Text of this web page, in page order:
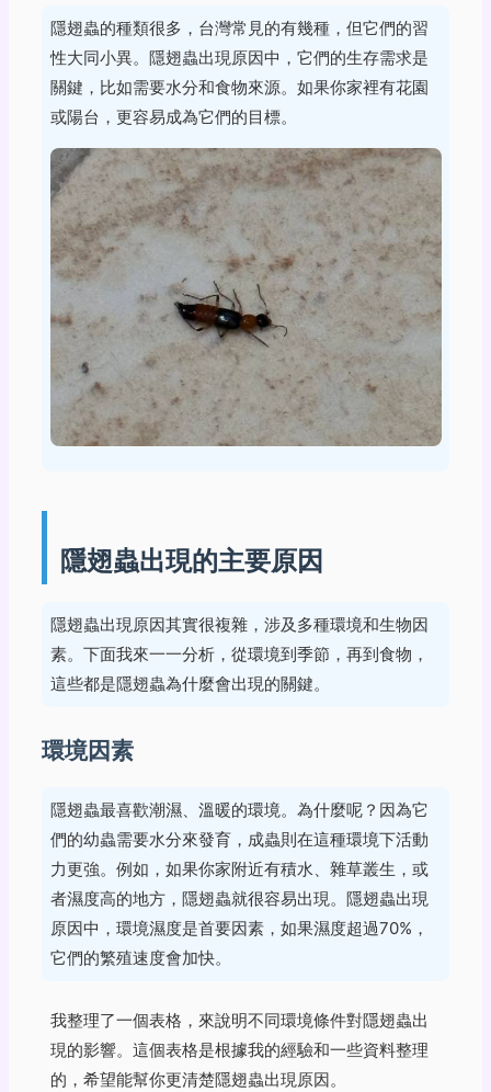
隱翅蟲的種類很多，台灣常見的有幾種，但它們的習
性大同小異。隱翅蟲出現原因中，它們的生存需求是
關鍵，比如需要水分和食物來源。如果你家裡有花園
或陽台，更容易成為它們的目標。
隱翅蟲出現的主要原因
隱翅蟲出現原因其實很複雜，涉及多種環境和生物因
素。下面我來一一分析，從環境到季節，再到食物，
這些都是隱翅蟲為什麼會出現的關鍵。
環境因素
隱翅蟲最喜歡潮濕、溫暖的環境。為什麼呢？因為它
們的幼蟲需要水分來發育，成蟲則在這種環境下活動
力更強。例如，如果你家附近有積水、雜草叢生，或
者濕度高的地方，隱翅蟲就很容易出現。隱翅蟲出現
原因中，環境濕度是首要因素，如果濕度超過70%，
它們的繁殖速度會加快。
我整理了一個表格，來說明不同環境條件對隱翅蟲出
現的影響。這個表格是根據我的經驗和一些資料整理
的，希望能幫你更清楚隱翅蟲出現原因。